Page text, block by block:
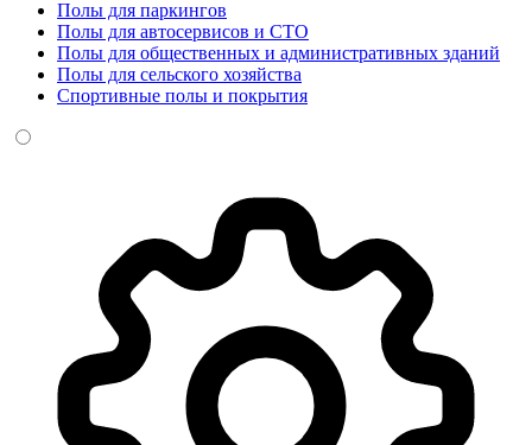
Полы для паркингов
Полы для автосервисов и СТО
Полы для общественных и административных зданий
Полы для сельского хозяйства
Спортивные полы и покрытия